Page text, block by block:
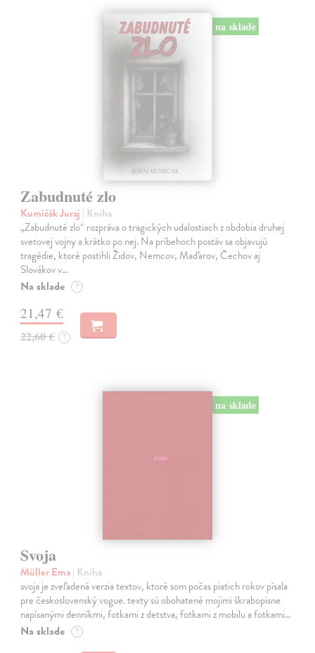
na sklade
Zabudnuté zlo
Kumičák Juraj | Kniha
„Zabudnuté zlo“ rozpráva o tragických udalostiach z obdobia druhej
svetovej vojny a krátko po nej. Na príbehoch postáv sa objavujú
tragédie, ktoré postihli Židov, Nemcov, Maďarov, Čechov aj
Slovákov v…
Na sklade ?
21,47 €
22,60 € ?
na sklade
Svoja
Müller Ema| Kniha
svoja je zveľadená verzia textov, ktoré som počas piatich rokov písala
pre československý vogue. texty sú obohatené mojimi škrabopisne
napísanými denníkmi, fotkami z detstva, fotkami z mobilu a fotkami…
Na sklade ?